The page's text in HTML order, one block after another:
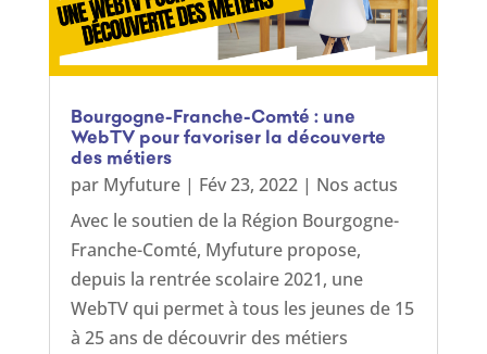
Bourgogne-Franche-Comté : une
WebTV pour favoriser la découverte
des métiers
par Myfuture| Fév 23, 2022| Nos actus
Avec le soutien de la Région Bourgogne-
Franche-Comté, Myfuture propose,
depuis la rentrée scolaire 2021, une
WebTV qui permet à tous les jeunes de 15
à 25 ans de découvrir des métiers